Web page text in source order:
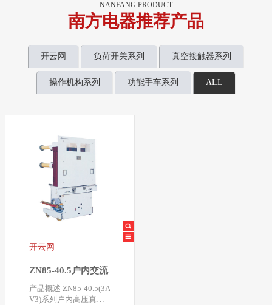
NANFANG PRODUCT
南方电器推荐产品
开云网 负荷开关系列 真空接触器系列
操作机构系列 功能手车系列 ALL
开云网
ZN85-40.5户内交流
产品概述 ZN85-40.5(3A
V3)系列户内高压真空